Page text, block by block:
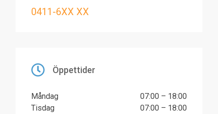
0411-6XX XX
Öppettider
Måndag
07:00 – 18:00
Tisdag
07:00 – 18:00